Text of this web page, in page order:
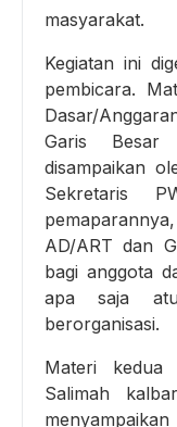
masyarakat.
Kegiatan ini
pembicara.
Dasar/
Garis Besar
disampaikan
Sekretaris
AD/ART dan
bagi anggota
apa saja
berorganisasi.
Materi kedua
Salimah